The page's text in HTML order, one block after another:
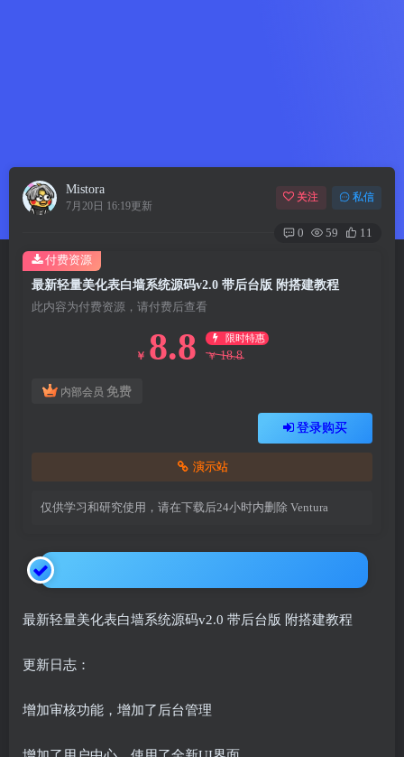
Mistora
7月20日 16:19更新
关注 私信
0 59 11
最新轻量美化表白墙系统源码v2.0 带后台版 附搭建教程
此内容为付费资源，请付费后查看
￥ 8.8 限时特惠
￥ 18.8
内部会员 免费
登录购买
演示站
仅供学习和研究使用，请在下载后24小时内删除 Ventura
付费资源
最新轻量美化表白墙系统源码v2.0 带后台版 附搭建教程
更新日志：
增加审核功能，增加了后台管理